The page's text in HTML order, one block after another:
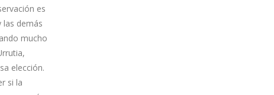
es
las demás
mucho
elección.
si la